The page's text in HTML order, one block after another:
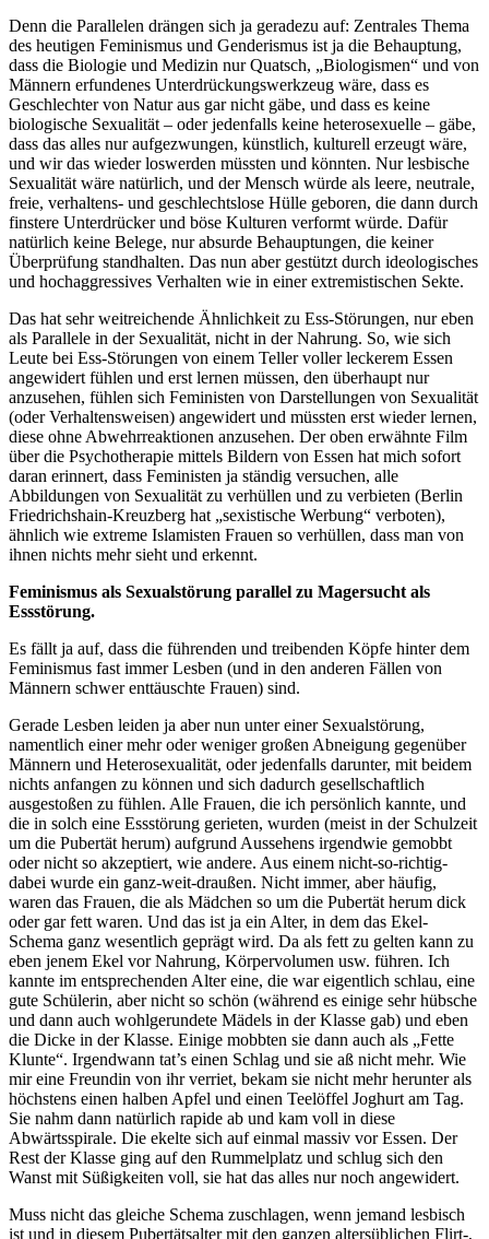
Denn die Parallelen drängen sich ja geradezu auf: Zentrales Thema
des heutigen Feminismus und Genderismus ist ja die Behauptung,
dass die Biologie und Medizin nur Quatsch, „Biologismen“ und von
Männern erfundenes Unterdrückungswerkzeug wäre, dass es
Geschlechter von Natur aus gar nicht gäbe, und dass es keine
biologische Sexualität – oder jedenfalls keine heterosexuelle – gäbe,
dass das alles nur aufgezwungen, künstlich, kulturell erzeugt wäre,
und wir das wieder loswerden müssten und könnten. Nur lesbische
Sexualität wäre natürlich, und der Mensch würde als leere, neutrale,
freie, verhaltens- und geschlechtslose Hülle geboren, die dann durch
finstere Unterdrücker und böse Kulturen verformt würde. Dafür
natürlich keine Belege, nur absurde Behauptungen, die keiner
Überprüfung standhalten. Das nun aber gestützt durch ideologisches
und hochaggressives Verhalten wie in einer extremistischen Sekte.
Das hat sehr weitreichende Ähnlichkeit zu Ess-Störungen, nur eben
als Parallele in der Sexualität, nicht in der Nahrung. So, wie sich
Leute bei Ess-Störungen von einem Teller voller leckerem Essen
angewidert fühlen und erst lernen müssen, den überhaupt nur
anzusehen, fühlen sich Feministen von Darstellungen von Sexualität
(oder Verhaltensweisen) angewidert und müssten erst wieder lernen,
diese ohne Abwehrreaktionen anzusehen. Der oben erwähnte Film
über die Psychotherapie mittels Bildern von Essen hat mich sofort
daran erinnert, dass Feministen ja ständig versuchen, alle
Abbildungen von Sexualität zu verhüllen und zu verbieten (Berlin
Friedrichshain-Kreuzberg hat „sexistische Werbung“ verboten),
ähnlich wie extreme Islamisten Frauen so verhüllen, dass man von
ihnen nichts mehr sieht und erkennt.
Feminismus als Sexualstörung parallel zu Magersucht als
Essstörung.
Es fällt ja auf, dass die führenden und treibenden Köpfe hinter dem
Feminismus fast immer Lesben (und in den anderen Fällen von
Männern schwer enttäuschte Frauen) sind.
Gerade Lesben leiden ja aber nun unter einer Sexualstörung,
namentlich einer mehr oder weniger großen Abneigung gegenüber
Männern und Heterosexualität, oder jedenfalls darunter, mit beidem
nichts anfangen zu können und sich dadurch gesellschaftlich
ausgestoßen zu fühlen. Alle Frauen, die ich persönlich kannte, und
die in solch eine Essstörung gerieten, wurden (meist in der Schulzeit
um die Pubertät herum) aufgrund Aussehens irgendwie gemobbt
oder nicht so akzeptiert, wie andere. Aus einem nicht-so-richtig-
dabei wurde ein ganz-weit-draußen. Nicht immer, aber häufig,
waren das Frauen, die als Mädchen so um die Pubertät herum dick
oder gar fett waren. Und das ist ja ein Alter, in dem das Ekel-
Schema ganz wesentlich geprägt wird. Da als fett zu gelten kann zu
eben jenem Ekel vor Nahrung, Körpervolumen usw. führen. Ich
kannte im entsprechenden Alter eine, die war eigentlich schlau, eine
gute Schülerin, aber nicht so schön (während es einige sehr hübsche
und dann auch wohlgerundete Mädels in der Klasse gab) und eben
die Dicke in der Klasse. Einige mobbten sie dann auch als „Fette
Klunte“. Irgendwann tat’s einen Schlag und sie aß nicht mehr. Wie
mir eine Freundin von ihr verriet, bekam sie nicht mehr herunter als
höchstens einen halben Apfel und einen Teelöffel Joghurt am Tag.
Sie nahm dann natürlich rapide ab und kam voll in diese
Abwärtsspirale. Die ekelte sich auf einmal massiv vor Essen. Der
Rest der Klasse ging auf den Rummelplatz und schlug sich den
Wanst mit Süßigkeiten voll, sie hat das alles nur noch angewidert.
Muss nicht das gleiche Schema zuschlagen, wenn jemand lesbisch
ist und in diesem Pubertätsalter mit den ganzen altersüblichen Flirt-,